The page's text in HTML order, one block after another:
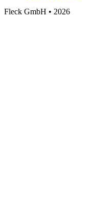
Fleck GmbH • 2026